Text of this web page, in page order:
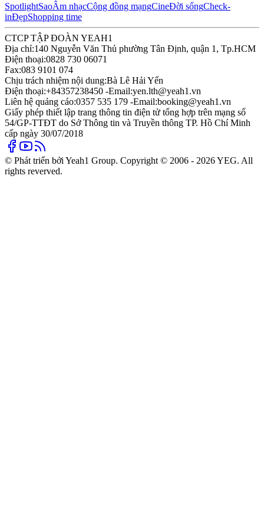
SpotlightSaoÂm nhạcCộng đồng mạngCineĐời sốngCheck-
inĐẹpShopping time
CTCP TẬP ĐOÀN YEAH1
Địa chỉ:140 Nguyễn Văn Thủ phường Tân Định, quận 1, Tp.HCM
Điện thoại:0828 730 06071
Fax:083 9101 074
Chịu trách nhiệm nội dung:Bà Lê Hải Yến
Điện thoại:+84357238450 -Email:yen.lth@yeah1.vn
Liên hệ quảng cáo:0357 535 179 -Email:booking@yeah1.vn
Giấy phép thiết lập trang thông tin điện tử tổng hợp trên mạng số
54/GP-TTĐT do Sở Thông tin và Truyền thông TP. Hồ Chí Minh
cấp ngày 30/07/2018
© Phát triển bởi Yeah1 Group. Copyright © 2006 - 2026 YEG. All
rights reverved.